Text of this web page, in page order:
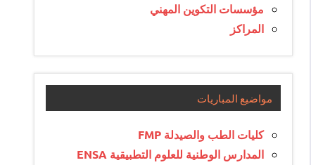
مؤسسات التكوين المهني
المراكز
مواضيع المباريات
كليات الطب والصيدلة FMP
المدارس الوطنية للعلوم التطبيقية ENSA